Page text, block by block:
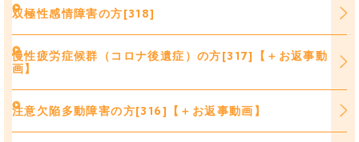
双極性感情障害の方[318]
慢性疲労症候群（コロナ後遺症）の方[317]【＋お返事動
画】
注意欠陥多動障害の方[316]【＋お返事動画】